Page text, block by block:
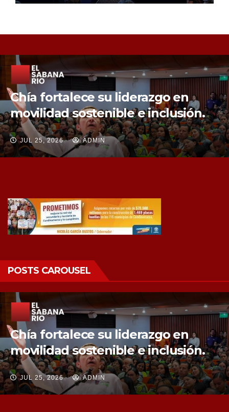
Chía fortalece la protección de sus
fuentes hídricas con la compra de
tres nuevos predios
JUL 25, 2026 ADMIN
POSTS CAROUSEL
Chía fortalece la protección de sus
fuentes hídricas con la compra de
tres nuevos predios
JUL 25, 2026 ADMIN